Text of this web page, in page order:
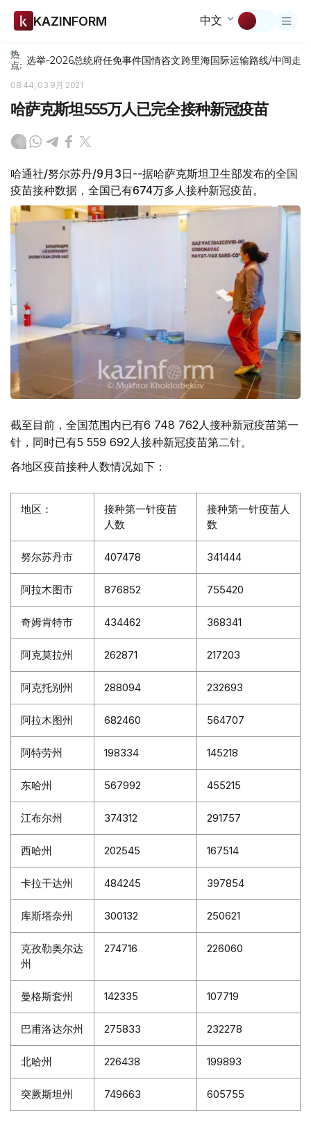
KAZINFORM 中文
热
点: 选举-2026总统府任免事件国情咨文跨里海国际运输路线/中间走廊
08:44, 03 9月 2021
哈萨克斯坦555万人已完全接种新冠疫苗
哈通社/努尔苏丹/9月3日--据哈萨克斯坦卫生部发布的全国
疫苗接种数据，全国已有674万多人接种新冠疫苗。
截至目前，全国范围内已有6 748 762人接种新冠疫苗第一
针，同时已有5 559 692人接种新冠疫苗第二针。
各地区疫苗接种人数情况如下：
地区：
接种第一针疫苗
人数
接种第一针疫苗人
数
努尔苏丹市 407478 341444
阿拉木图市 876852 755420
奇姆肯特市 434462 368341
阿克莫拉州 262871 217203
阿克托别州 288094 232693
阿拉木图州 682460 564707
阿特劳州 198334 145218
东哈州 567992 455215
江布尔州 374312 291757
西哈州 202545 167514
卡拉干达州 484245 397854
库斯塔奈州 300132 250621
克孜勒奥尔达
州
274716 226060
曼格斯套州 142335 107719
巴甫洛达尔州 275833 232278
北哈州 226438 199893
突厥斯坦州 749663 605755